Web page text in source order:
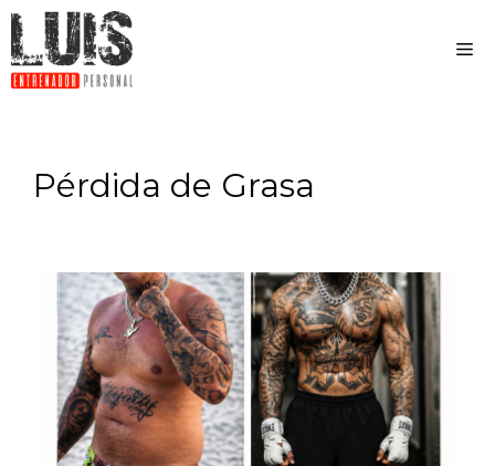
Pérdida de Grasa